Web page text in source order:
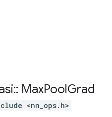
:: MaxPoolGrad
<nn_ops.h>